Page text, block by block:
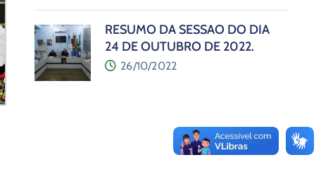
RESUMO DA SESSÃO DO DIA
24 DE OUTUBRO DE 2022.
26/10/2022